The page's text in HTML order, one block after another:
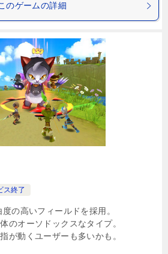
のゲームの詳細
ス終了
の高いフィールドを採用。
のオーソドックスなタイプ。
が動くユーザーも多いかも。